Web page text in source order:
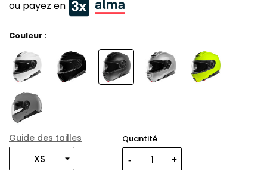
ou payez en
Couleur :
Guide des tailles Quantité